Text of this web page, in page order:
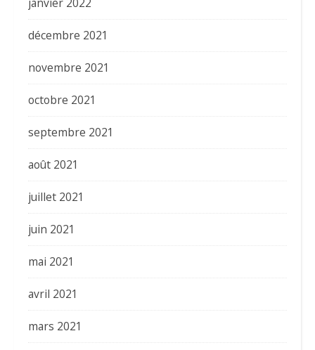
janvier 2022
décembre 2021
novembre 2021
octobre 2021
septembre 2021
août 2021
juillet 2021
juin 2021
mai 2021
avril 2021
mars 2021